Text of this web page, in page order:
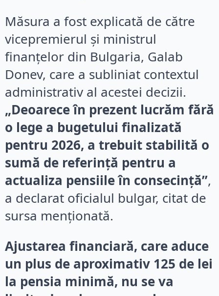
Măsura a fost explicată de către
vicepremierul și ministrul
finanțelor din Bulgaria, Galab
Donev, care a subliniat contextul
administrativ al acestei decizii.
„Deoarece în prezent lucrăm fără
o lege a bugetului finalizată
pentru 2026, a trebuit stabilită o
sumă de referință pentru a
actualiza pensiile în consecință”,
a declarat oficialul bulgar, citat de
sursa menționată.
Ajustarea financiară, care aduce
un plus de aproximativ 125 de lei
la pensia minimă, nu se va